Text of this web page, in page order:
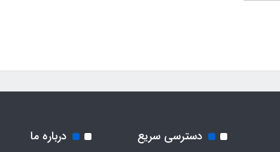
دسترسی سریع درباره ما